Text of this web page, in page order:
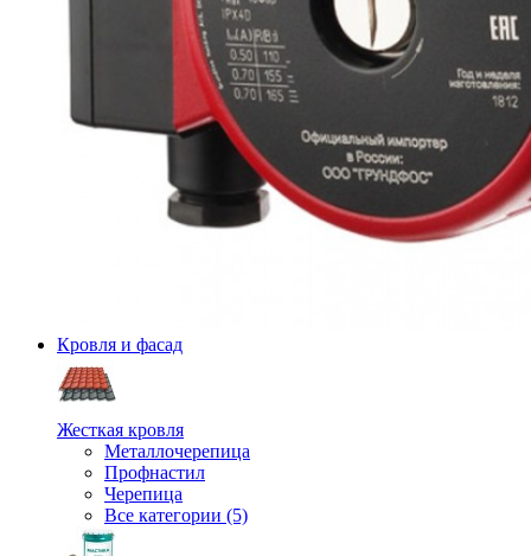
Кровля и фасад
Жесткая кровля
Металлочерепица
Профнастил
Черепица
Все категории (5)